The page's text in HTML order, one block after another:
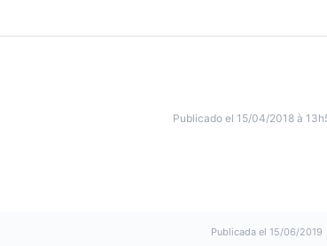
Publicado el 15/04/2018 à
Publicada el 15/06/2019